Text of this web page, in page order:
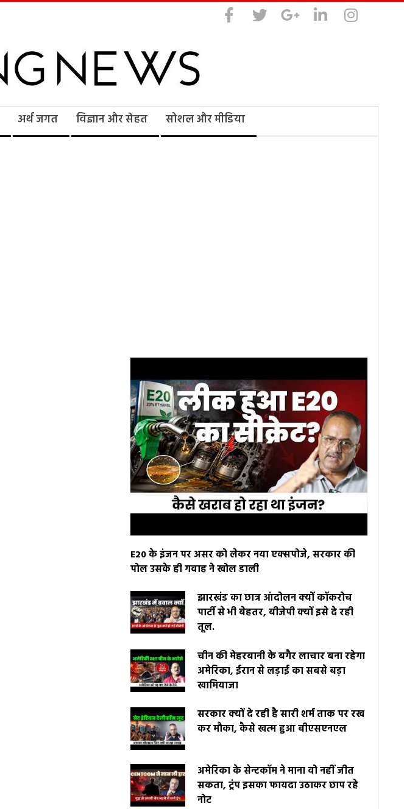
अर्थ जगत विज्ञान और सेहत सोशल और मीडिया
E20 के इंजन पर असर को लेकर नया एक्सपोजे, सरकार की
पोल उसके ही गवाह ने खोल डाली
झारखंड का छात्र आंदोलन क्यों कॉकरोच
पार्टी से भी बेहतर, बीजेपी क्यों इसे दे रही
तूल.
चीन की मेहरबानी के बगैर लाचार बना रहेगा
अमेरिका, ईरान से लड़ाई का सबसे बड़ा
खामियाजा
सरकार क्यों दे रही है सारी शर्म ताक पर रख
कर मौका, कैसे खत्म हुआ बीएसएनएल
अमेरिका के सेन्टकॉम ने माना वो नहीं जीत
सकता, ट्रंप इसका फायदा उठाकर छाप रहे
नोट